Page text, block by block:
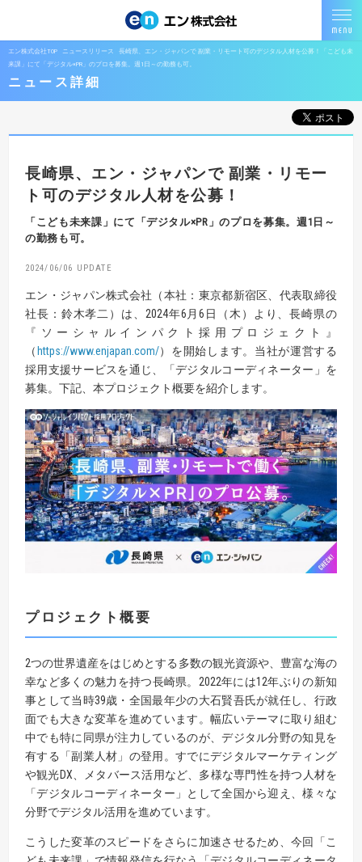
エン株式会社TOP ニュースリリース
長崎県、エン・ジャパンで 副業・リモート可のデジタル人材を公募！「こども未
来課」にて「デジタル×PR」のプロを募集。週1日～の勤務も可。
ニュース詳細
長崎県、エン・ジャパンで 副業・リモー
ト可のデジタル人材を公募！
「こども未来課」にて「デジタル×PR」のプロを募集。週1日～
の勤務も可。
2024/06/06
エン・ジャパン株式会社（本社：東京都新宿区、代表取締役
社長：鈴木孝二）は、2024年6月6日（木）より、長崎県の
『ソーシャルインパクト採用プロジェクト』
（https://www.enjapan.com/）を開始します。当社が運営する
採用支援サービスを通じ、「デジタルコーディネーター」を
募集。下記、本プロジェクト概要を紹介します。
プロジェクト概要
2つの世界遺産をはじめとする多数の観光資源や、豊富な海の
幸など多くの魅力を持つ長崎県。2022年には12年ぶりの新知
事として当時39歳・全国最年少の大石賢吾氏が就任し、行政
面でも大きな変革を進めています。幅広いテーマに取り組む
中でも特に同県が注力しているのが、デジタル分野の知見を
有する「副業人材」の登用。すでにデジタルマーケティング
や観光DX、メタバース活用など、多様な専門性を持つ人材を
「デジタルコーディネーター」として全国から迎え、様々な
分野でデジタル活用を進めています。
こうした変革のスピードをさらに加速させるため、今回「こ